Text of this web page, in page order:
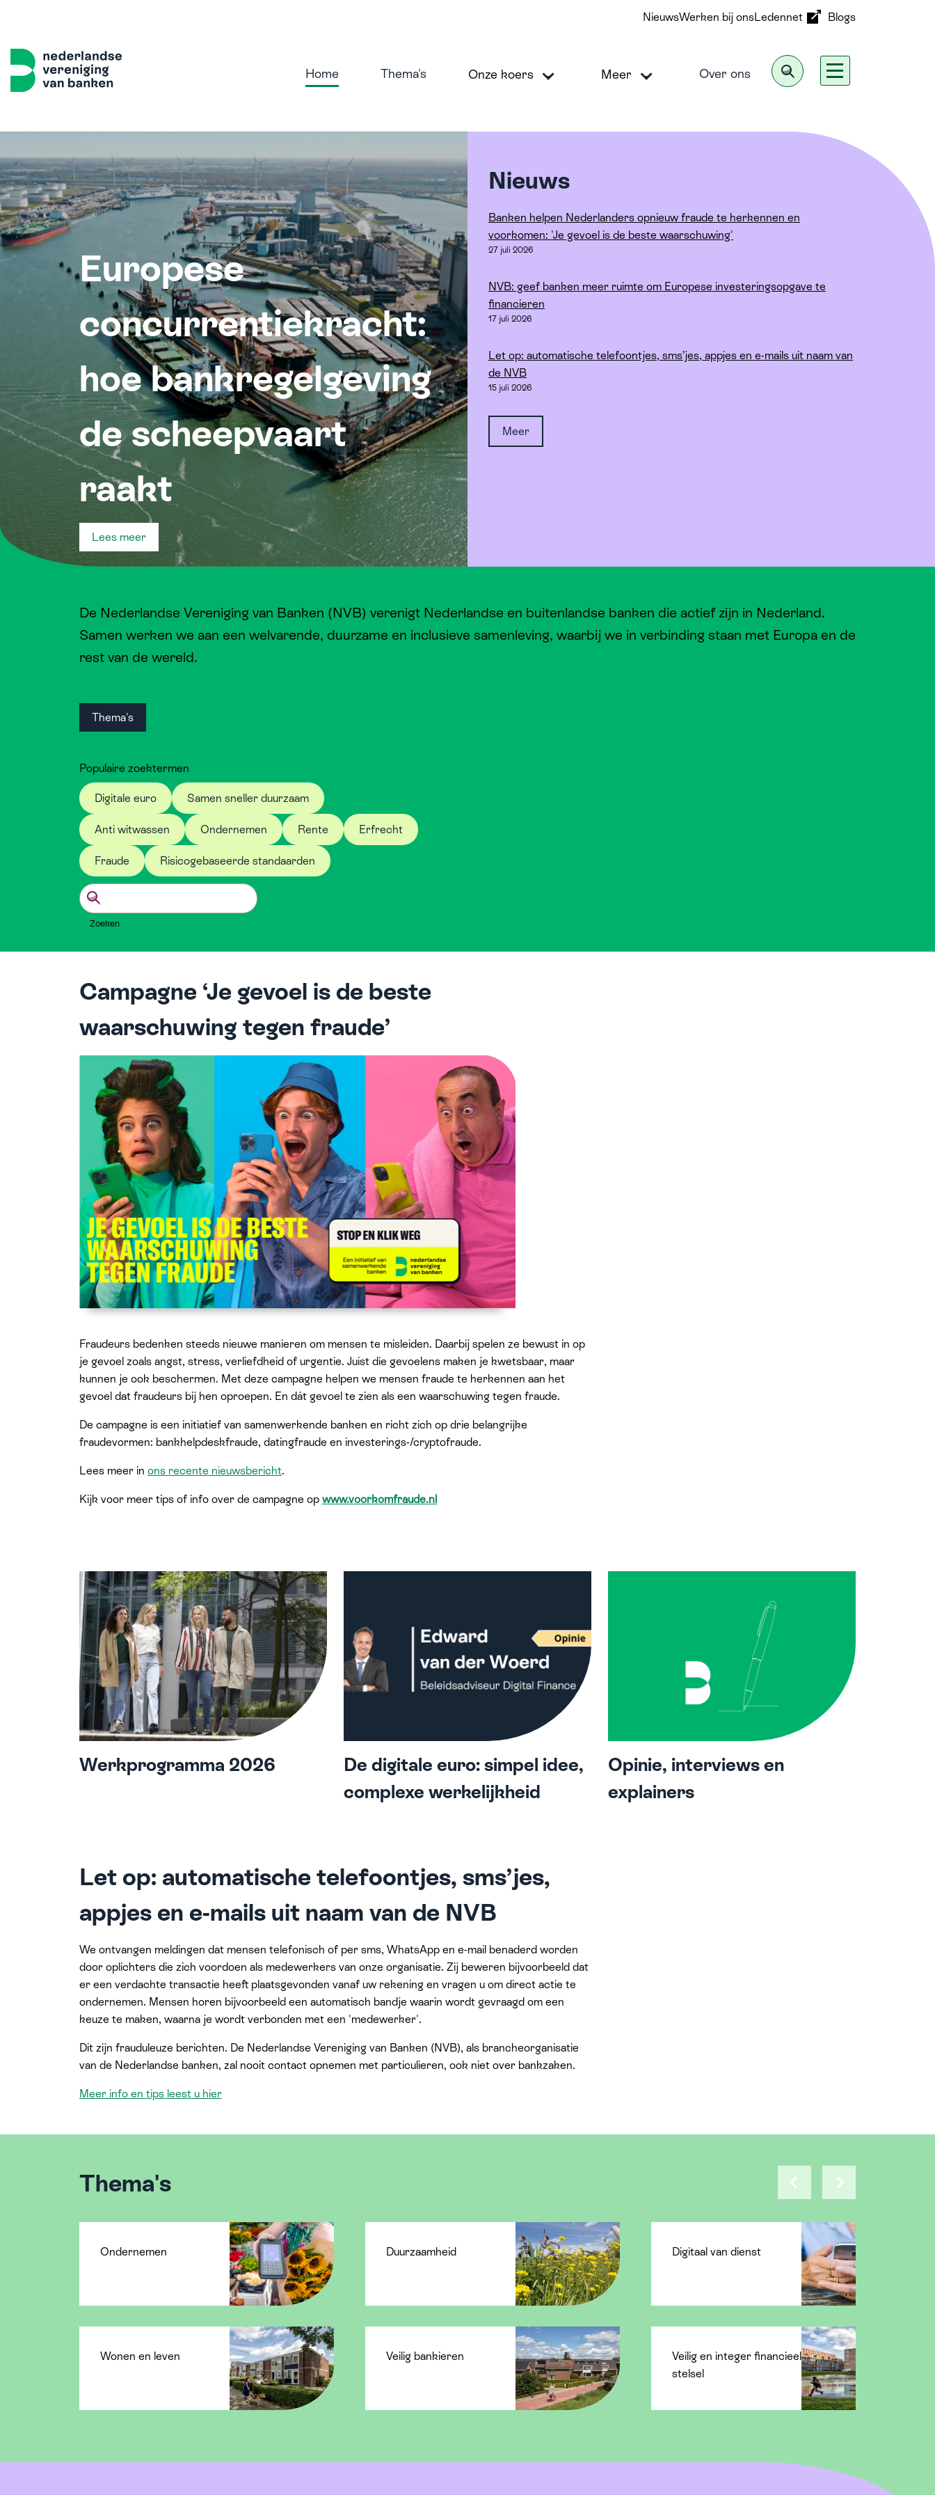
NieuwsWerken bij onsLedennet Blogs
Home Thema's Onze koers Meer Over ons
Home Thema's
Sterk, veilig en betrouwbaar financieel systeem
Volledig duurzame economie
Samen werken aan inclusie en diversiteit
Onze koers
Publicaties
Sterke banken, sterke
Zoeken
Europese
concurrentiekracht:
hoe bankregelgeving
de scheepvaart
raakt
Lees meer
Nieuws
Banken helpen Nederlanders opnieuw fraude te herkennen en
voorkomen: 'Je gevoel is de beste waarschuwing'
27 juli 2026
NVB: geef banken meer ruimte om Europese investeringsopgave te
financieren
17 juli 2026
Let op: automatische telefoontjes, sms’jes, appjes en e-mails uit naam van
de NVB
15 juli 2026
Meer
De Nederlandse Vereniging van Banken (NVB) verenigt Nederlandse en buitenlandse banken die actief zijn in Nederland.
Samen werken we aan een welvarende, duurzame en inclusieve samenleving, waarbij we in verbinding staan met Europa en de
rest van de wereld.
Thema's
Populaire zoektermen
Digitale euro Samen sneller duurzaam
Anti witwassen Ondernemen Rente Erfrecht
Fraude Risicogebaseerde standaarden
Zoeken
Campagne ‘Je gevoel is de beste
waarschuwing tegen fraude’
Fraudeurs bedenken steeds nieuwe manieren om mensen te misleiden. Daarbij spelen ze bewust in op
je gevoel zoals angst, stress, verliefdheid of urgentie. Juist die gevoelens maken je kwetsbaar, maar
kunnen je ook beschermen. Met deze campagne helpen we mensen fraude te herkennen aan het
gevoel dat fraudeurs bij hen oproepen. En dát gevoel te zien als een waarschuwing tegen fraude.
De campagne is een initiatief van samenwerkende banken en richt zich op drie belangrijke
fraudevormen: bankhelpdeskfraude, datingfraude en investerings-/cryptofraude.
Lees meer in ons recente nieuwsbericht.
Kijk voor meer tips of info over de campagne op www.voorkomfraude.nl
Werkprogramma 2026
De digitale euro: simpel idee,
complexe werkelijkheid
Opinie, interviews en
explainers
Let op: automatische telefoontjes, sms’jes,
appjes en e-mails uit naam van de NVB
We ontvangen meldingen dat mensen telefonisch of per sms, WhatsApp en e-mail benaderd worden
door oplichters die zich voordoen als medewerkers van onze organisatie. Zij beweren bijvoorbeeld dat
er een verdachte transactie heeft plaatsgevonden vanaf uw rekening en vragen u om direct actie te
ondernemen. Mensen horen bijvoorbeeld een automatisch bandje waarin wordt gevraagd om een
keuze te maken, waarna je wordt verbonden met een 'medewerker'.
Dit zijn frauduleuze berichten. De Nederlandse Vereniging van Banken (NVB), als brancheorganisatie
van de Nederlandse banken, zal nooit contact opnemen met particulieren, ook niet over bankzaken.
Meer info en tips leest u hier
Thema's
Ondernemen
Wonen en leven
Duurzaamheid
Veilig bankieren
Digitaal van dienst
Veilig en integer financieel
stelsel